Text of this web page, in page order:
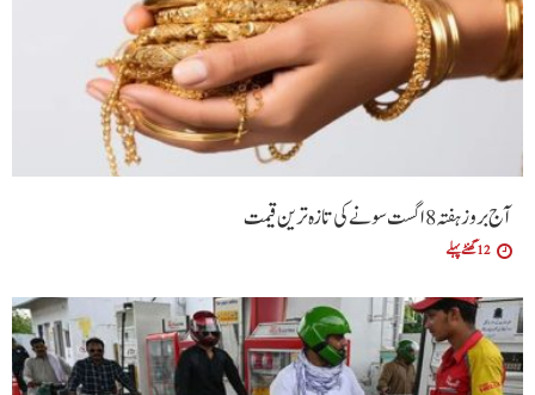
آج بروز ہفتہ 8 اگست سونے کی تازہ ترین قیمت
12 گھنٹے پہلے